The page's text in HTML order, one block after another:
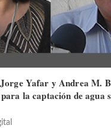
Yafar y Andrea M.
la captación de agua